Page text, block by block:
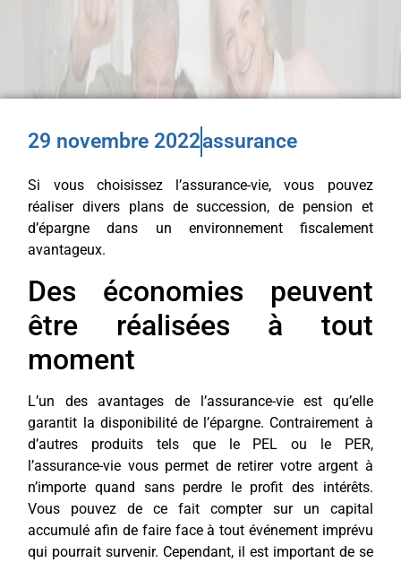
29 novembre 2022assurance
Si vous choisissez l’assurance-vie, vous pouvez
réaliser divers plans de succession, de pension et
d’épargne dans un environnement fiscalement
avantageux.
Des économies peuvent
être réalisées à tout
moment
L’un des avantages de l’assurance-vie est qu’elle
garantit la disponibilité de l’épargne. Contrairement à
d’autres produits tels que le PEL ou le PER,
l’assurance-vie vous permet de retirer votre argent à
n’importe quand sans perdre le profit des intérêts.
Vous pouvez de ce fait compter sur un capital
accumulé afin de faire face à tout événement imprévu
qui pourrait survenir. Cependant, il est important de se